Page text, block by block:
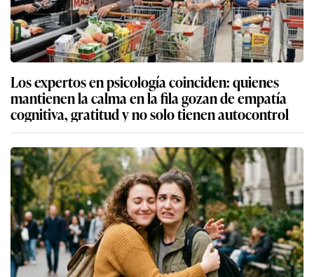
Los expertos en psicología coinciden: quienes
mantienen la calma en la fila gozan de empatía
cognitiva, gratitud y no solo tienen autocontrol